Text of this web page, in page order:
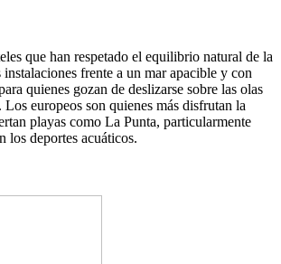
que han respetado el equilibrio natural de la
frente a un mar apacible y con
quienes gozan de deslizarse sobre las olas
europeos son quienes más disfrutan la
playas como La Punta, particularmente
los deportes acuáticos.